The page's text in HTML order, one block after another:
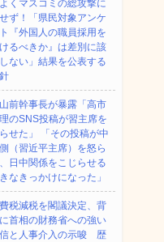
くマスコミの総攻撃に
ず！「県民対象アンケ
『外国人の職員採用を
るべきか』は差別に該
ない」結果を公表する
前幹事長が暴露「高市
のSNS投稿が習主席を
せた」 「その投稿が中
（習近平主席）を怒ら
日中関係をこじらせる
なきっかけになった」
税減税を閣議決定、背
首相の財務省への強い
と人事介入の示唆 歴